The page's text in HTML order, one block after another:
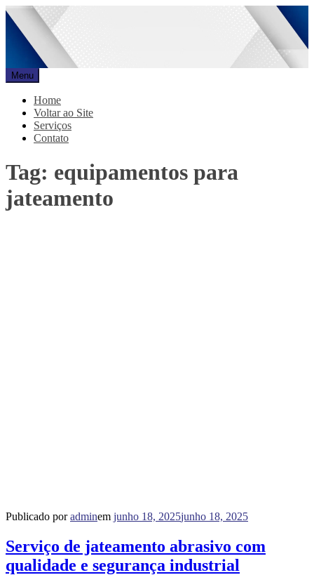
Pular
para
conteúdo
Promar
Blog
Menu
Home
Voltar ao Site
Serviços
Contato
Tag: equipamentos para
jateamento
Publicado poradminem junho 18, 2025junho 18, 2025
Serviço de jateamento abrasivo com
qualidade e segurança industrial